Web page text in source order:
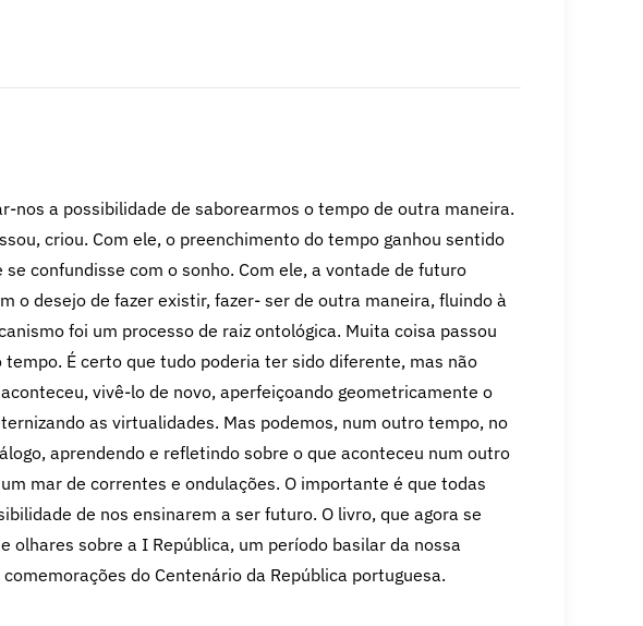
nos a possibilidade de saborearmos o tempo de outra maneira.
criou. Com ele, o preenchimento do tempo ganhou sentido
confundisse com o sonho. Com ele, a vontade de futuro
o desejo de fazer existir, fazer- ser de outra maneira, fluindo à
foi um processo de raiz ontológica. Muita coisa passou
É certo que tudo poderia ter sido diferente, mas não
vivê-lo de novo, aperfeiçoando geometricamente o
as virtualidades. Mas podemos, num outro tempo, no
aprendendo e refletindo sobre o que aconteceu num outro
mar de correntes e ondulações. O importante é que todas
de nos ensinarem a ser futuro. O livro, que agora se
olhares sobre a I República, um período basilar da nossa
do Centenário da República portuguesa.